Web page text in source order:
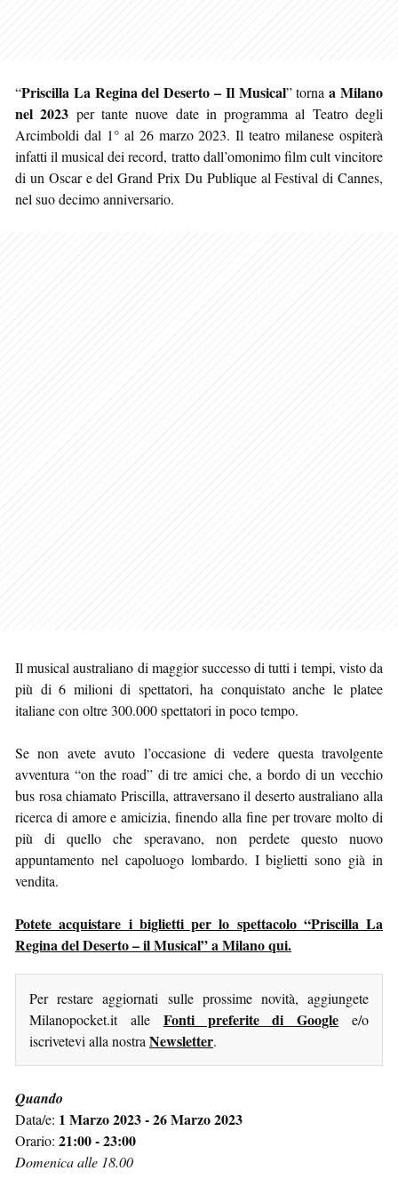
“Priscilla La Regina del Deserto – Il Musical” tornaa Milano
nel 2023 per tante nuove date in programma al Teatro degli
Arcimboldi dal 1° al 26 marzo 2023. Il teatro milanese ospiterà
infatti il musical dei record, tratto dall’omonimo film cult vincitore
di un Oscar e del Grand Prix Du Publique al Festival di Cannes,
nel suo decimo anniversario.
Il musical australiano di maggior successo di tutti i tempi, visto da
più di 6 milioni di spettatori, ha conquistato anche le platee
italiane con oltre 300.000 spettatori in poco tempo.
Se non avete avuto l’occasione di vedere questa travolgente
avventura “on the road” di tre amici che, a bordo di un vecchio
bus rosa chiamato Priscilla, attraversano il deserto australiano alla
ricerca di amore e amicizia, finendo alla fine per trovare molto di
più di quello che speravano, non perdete questo nuovo
appuntamento nel capoluogo lombardo. I biglietti sono già in
vendita.
Potete acquistare i biglietti per lo spettacolo “Priscilla La
Regina del Deserto – il Musical” a Milano qui.
Per restare aggiornati sulle prossime novità, aggiungete
Milanopocket.it alle Fonti preferite di Google e/o
iscrivetevi alla nostra Newsletter.
Quando
Data/e: 1 Marzo 2023 - 26 Marzo 2023
Orario: 21:00 - 23:00
Domenica alle 18.00